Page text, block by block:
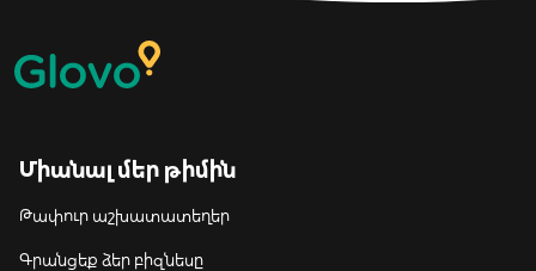
Միանալ մեր թիմին
Թափուր աշխատատեղեր
Գրանցեք ձեր բիզնեսը